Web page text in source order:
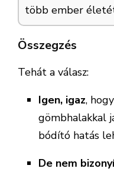
több ember
Összegzés
Tehát a válasz:
Igen, igaz,
gömbhalakkal
bódító hatás
De nem